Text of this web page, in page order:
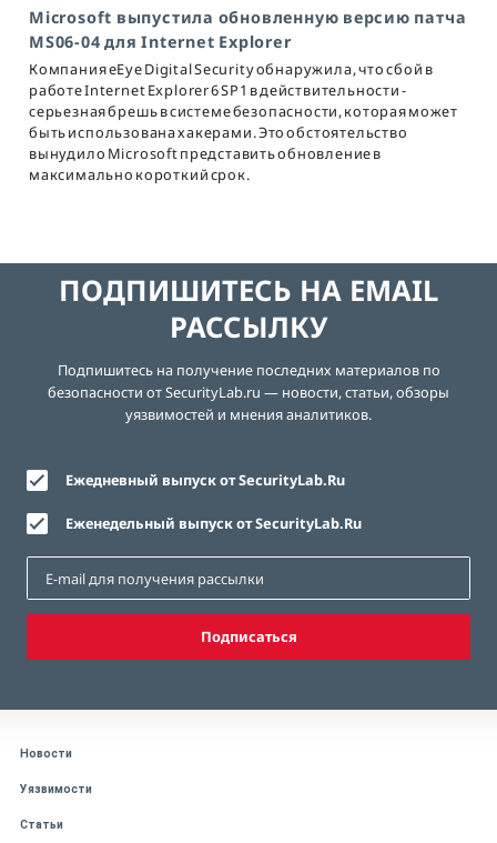
Microsoft выпустила обновленную версию патча
MS06-04 для Internet Explorer
Компания eEye Digital Security обнаружила, что сбой в
работе Internet Explorer 6 SP1 в действительности -
серьезная брешь в системе безопасности, которая может
быть использована хакерами. Это обстоятельство
вынудило Microsoft представить обновление в
максимально короткий срок.
ПОДПИШИТЕСЬ НА EMAIL
РАССЫЛКУ
Подпишитесь на получение последних материалов по
безопасности от SecurityLab.ru — новости, статьи, обзоры
уязвимостей и мнения аналитиков.
Ежедневный выпуск от SecurityLab.Ru
Еженедельный выпуск от SecurityLab.Ru
Подписаться
Новости
Уязвимости
Статьи